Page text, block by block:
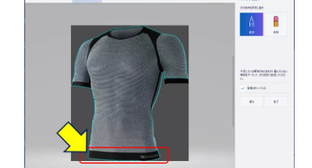
マウスで【白線】を描きながら、範囲を追加する。